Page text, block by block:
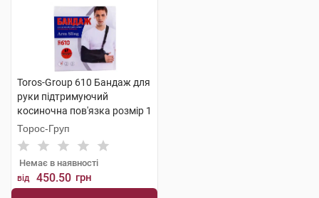
Toros-Group 610 Бандаж для
руки підтримуючий
косиночна пов'язка розмір 1
чорний 1 шт
Торос-Груп
Немає в наявності
від 450.50 грн